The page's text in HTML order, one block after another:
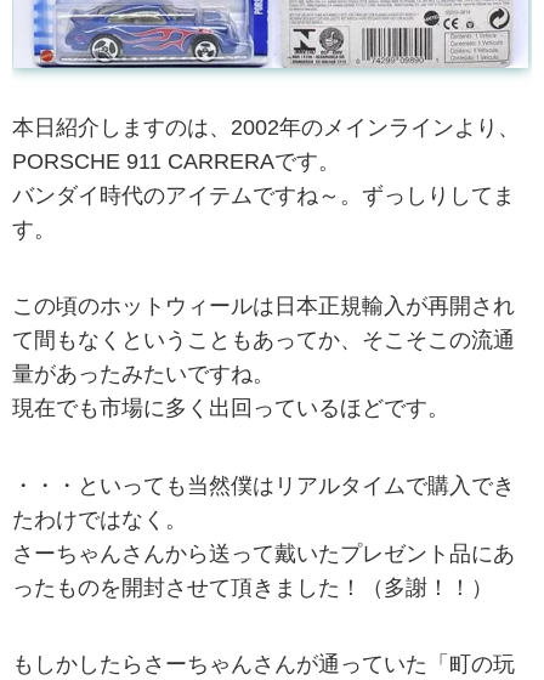
本日紹介しますのは、2002年のメインラインより、
PORSCHE 911 CARRERAです。
バンダイ時代のアイテムですね～。ずっしりしてま
す。
この頃のホットウィールは日本正規輸入が再開され
て間もなくということもあってか、そこそこの流通
量があったみたいですね。
現在でも市場に多く出回っているほどです。
・・・といっても当然僕はリアルタイムで購入でき
たわけではなく。
さーちゃんさんから送って戴いたプレゼント品にあ
ったものを開封させて頂きました！（多謝！！）
もしかしたらさーちゃんさんが通っていた「町の玩